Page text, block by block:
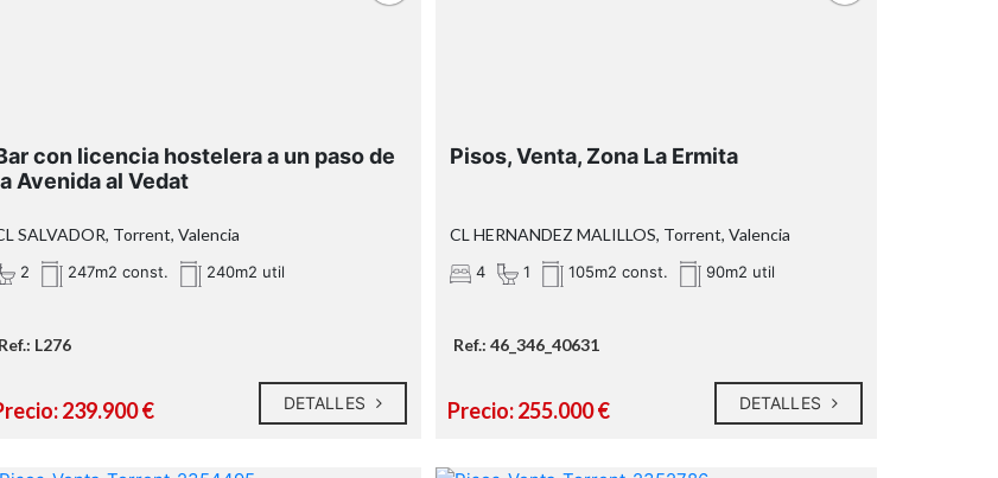
con licencia hostelera a un paso de
Avenida al Vedat
SALVADOR, Torrent, Valencia
2 247m2 const. 240m2 util
Ref.: L276
239.900 € DETALLES
Pisos, Venta, Zona La Ermita
CL HERNANDEZ MALILLOS, Torrent, Valencia
4 1 105m2 const. 90m2 util
Ref.: 46_346_40631
Precio: 255.000 € DETALLES